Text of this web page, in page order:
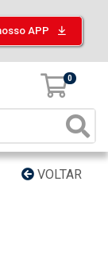
APP
0
VOLTAR